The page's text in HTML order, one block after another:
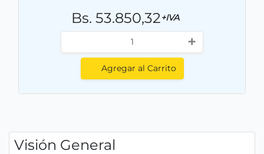
Bs. 53.850,32+IVA
+
Agregar al Carrito
Visión General